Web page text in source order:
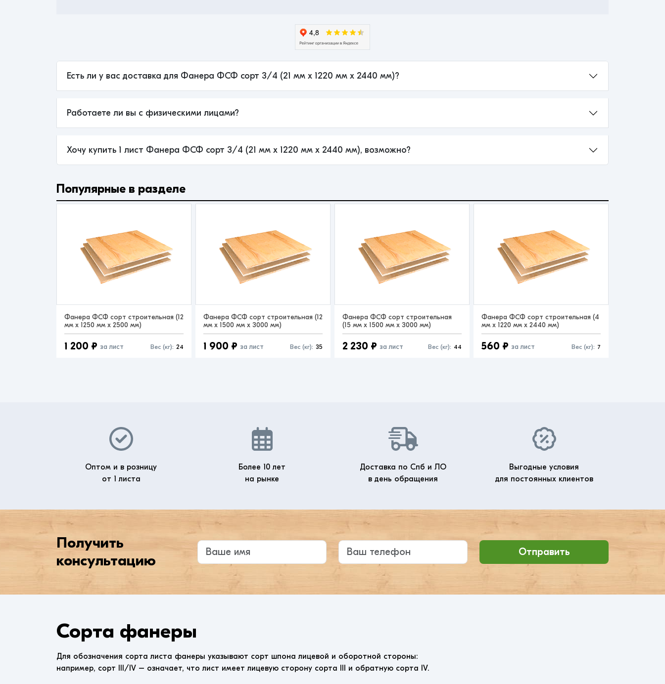
Есть ли у вас доставка для Фанера ФСФ сорт 3/4 (21 мм x 1220 мм x 2440 мм)?
Работаете ли вы с физическими лицами?
Хочу купить 1 лист Фанера ФСФ сорт 3/4 (21 мм x 1220 мм x 2440 мм), возможно?
Популярные в разделе
Фанера ФСФ сорт строительная (12
мм x 1250 мм x 2500 мм)
1 200 ₽ за лист Вес (кг): 24
Фанера ФСФ сорт строительная (12
мм x 1500 мм x 3000 мм)
1 900 ₽ за лист Вес (кг): 35
Фанера ФСФ сорт строительная
(15 мм x 1500 мм x 3000 мм)
2 230 ₽ за лист Вес (кг): 44
Фанера ФСФ сорт строительная (4
мм x 1220 мм x 2440 мм)
560 ₽ за лист Вес (кг): 7
Оптом и в розницу
от 1 листа
Более 10 лет
на рынке
Доставка по Спб и ЛО
в день обращения
Выгодные условия
для постоянных клиентов
Получить
консультацию
Введите ваше имя Ваш телефон
Отправить
Сорта фанеры
Для обозначения сорта листа фанеры указывают сорт шпона лицевой и оборотной стороны:
например, сорт III/IV – означает, что лист имеет лицевую сторону сорта III и обратную сорта IV.